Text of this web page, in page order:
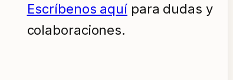
Escríbenos aquí para dudas y
colaboraciones.